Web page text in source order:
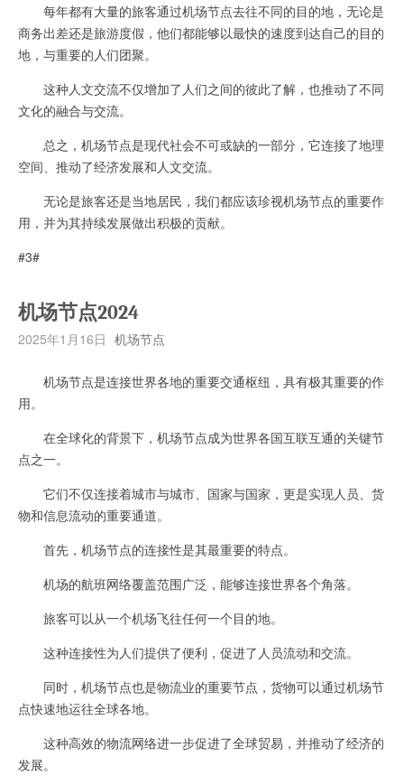
每年都有大量的旅客通过机场节点去往不同的目的地，无论是
商务出差还是旅游度假，他们都能够以最快的速度到达自己的目的
地，与重要的人们团聚。
这种人文交流不仅增加了人们之间的彼此了解，也推动了不同
文化的融合与交流。
总之，机场节点是现代社会不可或缺的一部分，它连接了地理
空间、推动了经济发展和人文交流。
无论是旅客还是当地居民，我们都应该珍视机场节点的重要作
用，并为其持续发展做出积极的贡献。
#3#
机场节点2024
2025年1月16日 机场节点
机场节点是连接世界各地的重要交通枢纽，具有极其重要的作
用。
在全球化的背景下，机场节点成为世界各国互联互通的关键节
点之一。
它们不仅连接着城市与城市、国家与国家，更是实现人员、货
物和信息流动的重要通道。
首先，机场节点的连接性是其最重要的特点。
机场的航班网络覆盖范围广泛，能够连接世界各个角落。
旅客可以从一个机场飞往任何一个目的地。
这种连接性为人们提供了便利，促进了人员流动和交流。
同时，机场节点也是物流业的重要节点，货物可以通过机场节
点快速地运往全球各地。
这种高效的物流网络进一步促进了全球贸易，并推动了经济的
发展。